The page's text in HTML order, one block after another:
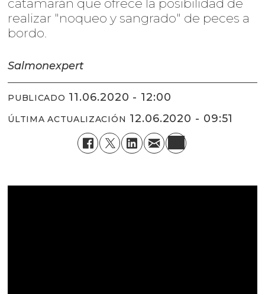
catamarán que ofrece la posibilidad de
realizar "noqueo y sangrado" de peces a
bordo.
Salmonexpert
PUBLICADO 11.06.2020 - 12:00
ÚLTIMA ACTUALIZACIÓN 12.06.2020 - 09:51